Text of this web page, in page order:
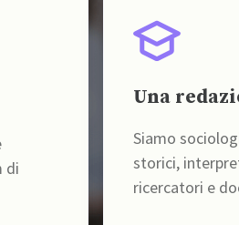
di
Una
Siamo
storici,
ricercatori e